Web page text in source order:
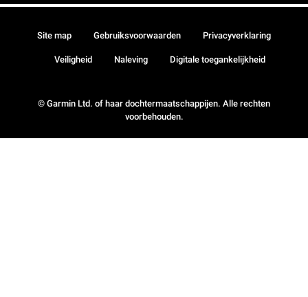
© Garmin Ltd. of haar dochtermaatschappijen. Alle rechten
voorbehouden.
Site map Gebruiksvoorwaarden Privacyverklaring
Veiligheid Naleving Digitale toegankelijkheid